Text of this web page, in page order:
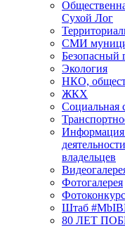
Сухой Лог
СМИ
Безопасный
Экология
НКО,
ЖКХ
Социальная
Информация
владельцев
Фотогалерея
Штаб
80 ЛЕТ